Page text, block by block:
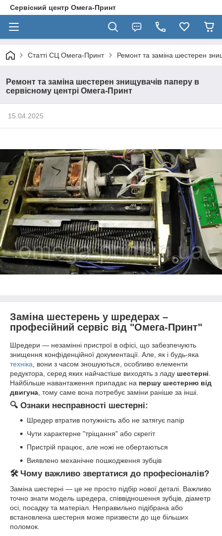
Сервісний центр Омега-Принт
Статті СЦ Омега-Принт Ремонт та заміна шестерен
Ремонт та заміна шестерен знищувачів паперу в
сервісному центрі Омега-Принт
15.04.2025
Заміна шестерень у шредерах –
професійний сервіс від "Омега-Принт"
Шредери — незамінні пристрої в офісі, що забезпечують
знищення конфіденційної документації. Але, як і будь-яка
техніка , вони з часом зношуються, особливо елементи
редуктора, серед яких найчастіше виходять з ладу шестерні
Найбільше навантаження припадає на першу шестерню від
двигуна , тому саме вона потребує заміни раніше за інші.
🔍 Ознаки несправності шестерні:
Шредер втратив потужність або не затягує папір
Чути характерне "тріщання" або скрегіт
Пристрій працює, але ножі не обертаються
Виявлено механічне пошкодження зубців
🛠 Чому важливо звертатися до професіоналів?
Заміна шестерні — це не просто підбір нової деталі. Важливо
точно знати модель шредера, співвідношення зубців, діаметр
осі, посадку та матеріал. Неправильно підібрана або
встановлена шестерня може призвести до ще більших
поломок.